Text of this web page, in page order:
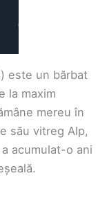
este un bărbat
la maxim
mereu în
său vitreg Alp,
acumulat-o ani